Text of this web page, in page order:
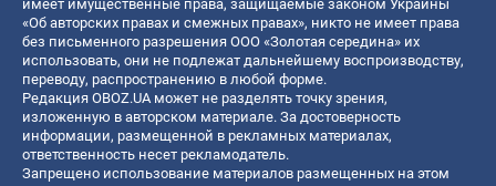
имеет имущественные права, защищаемые законом Украины
«Об авторских правах и смежных правах», никто не имеет права
без письменного разрешения ООО «Золотая середина» их
использовать, они не подлежат дальнейшему воспроизводству,
переводу, распространению в любой форме.
Редакция OBOZ.UA может не разделять точку зрения,
изложенную в авторском материале. За достоверность
информации, размещенной в рекламных материалах,
ответственность несет рекламодатель.
Запрещено использование материалов размещенных на этом